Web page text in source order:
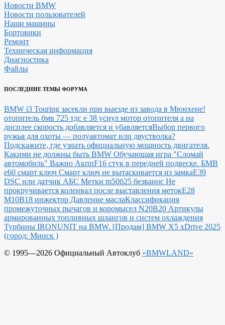
Новости BMW
Новости пользователей
Наши машины
Бортовики
Ремонт
Техническая информация
Диагностика
Файлы
ПОСЛЕДНИЕ ТЕМЫ ФОРУМА
BMW i3 Touring засекли при выезде из завода в Мюнхене!
отопитель бмв 725 тдс е 38 уснул мотор отопителя а на
дисплее скорость добавляется и убавляетсяВыбор первого
ружья для охоты — полуавтомат или двустволка?
Подскажите, где узнать официальную мощность двигателя.
Какими не должны быть BMW Обучающая игра "Сломай
автомобиль" Важно АкппF16 стук в передней подвеске. БМВ
е60 смарт ключ Смарт ключ не вытаскивается из замкаE39
DSC или датчик АБС Метки m50б25 безванос Не
прокручивается коленвал после выставления метокЕ28
М10В18 инжектор Давление маслаКлассификация
промежуточных рычагов и коромысел N20B20 Артикулы
армированных топливных шлангов и систем охлаждения
Турбины IRONUNIT на BMW. [Продам] BMW X5 xDrive 2025
(город: Минск )
© 1995—2026 Официальный Автоклуб «BMWLAND»